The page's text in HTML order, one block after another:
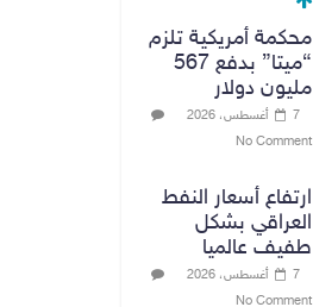
محكمة أمريكية تلزم
“ميتا” بدفع 567
مليون دولار
7 أغسطس، 2026
No Comment
ارتفاع أسعار النفط
العراقي بشكل
طفيف عالميا
7 أغسطس، 2026
No Comment